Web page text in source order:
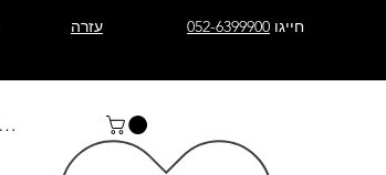
עזרה חייגו 052-6399900